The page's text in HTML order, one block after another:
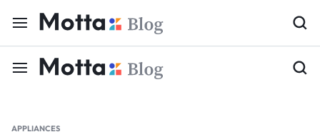
APPLIANCES